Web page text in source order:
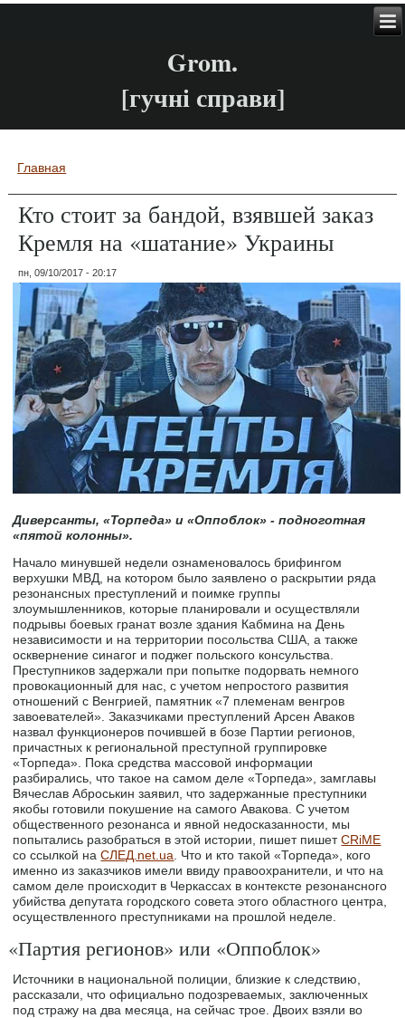
Grom.
[гучні справи]
Вы здесь
Главная
Кто стоит за бандой, взявшей заказ
Кремля на «шатание» Украины
пн, 09/10/2017 - 20:17
Диверсанты, «Торпеда» и «Оппоблок» - подноготная
«пятой колонны».
Начало минувшей недели ознаменовалось брифингом
верхушки МВД, на котором было заявлено о раскрытии ряда
резонансных преступлений и поимке группы
злоумышленников, которые планировали и осуществляли
подрывы боевых гранат возле здания Кабмина на День
независимости и на территории посольства США, а также
осквернение синагог и поджег польского консульства.
Преступников задержали при попытке подорвать немного
провокационный для нас, с учетом непростого развития
отношений с Венгрией, памятник «7 племенам венгров
завоевателей». Заказчиками преступлений Арсен Аваков
назвал функционеров почившей в бозе Партии регионов,
причастных к региональной преступной группировке
«Торпеда». Пока средства массовой информации
разбирались, что такое на самом деле «Торпеда», замглавы
Вячеслав Аброськин заявил, что задержанные преступники
якобы готовили покушение на самого Авакова. С учетом
общественного резонанса и явной недосказанности, мы
попытались разобраться в этой истории, пишет пишетCRiME
со ссылкой наСЛЕД.net.ua. Что и кто такой «Торпеда», кого
именно из заказчиков имели ввиду правоохранители, и что на
самом деле происходит в Черкассах в контексте резонансного
убийства депутата городского совета этого областного центра,
осуществленного преступниками на прошлой неделе.
«Партия регионов» или «Оппоблок»
Источники в национальной полиции, близкие к следствию,
рассказали, что официально подозреваемых, заключенных
под стражу на два месяца, на сейчас трое. Двоих взяли во